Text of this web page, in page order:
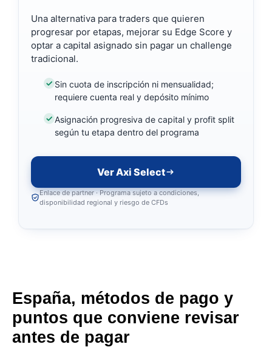
Una alternativa para traders que quieren
progresar por etapas, mejorar su Edge Score y
optar a capital asignado sin pagar un challenge
tradicional.
Sin cuota de inscripción ni mensualidad;
requiere cuenta real y depósito mínimo
Asignación progresiva de capital y profit split
según tu etapa dentro del programa
Ver Axi Select
Enlace de partner · Programa sujeto a condiciones,
disponibilidad regional y riesgo de CFDs
España, métodos de pago y
puntos que conviene revisar
antes de pagar